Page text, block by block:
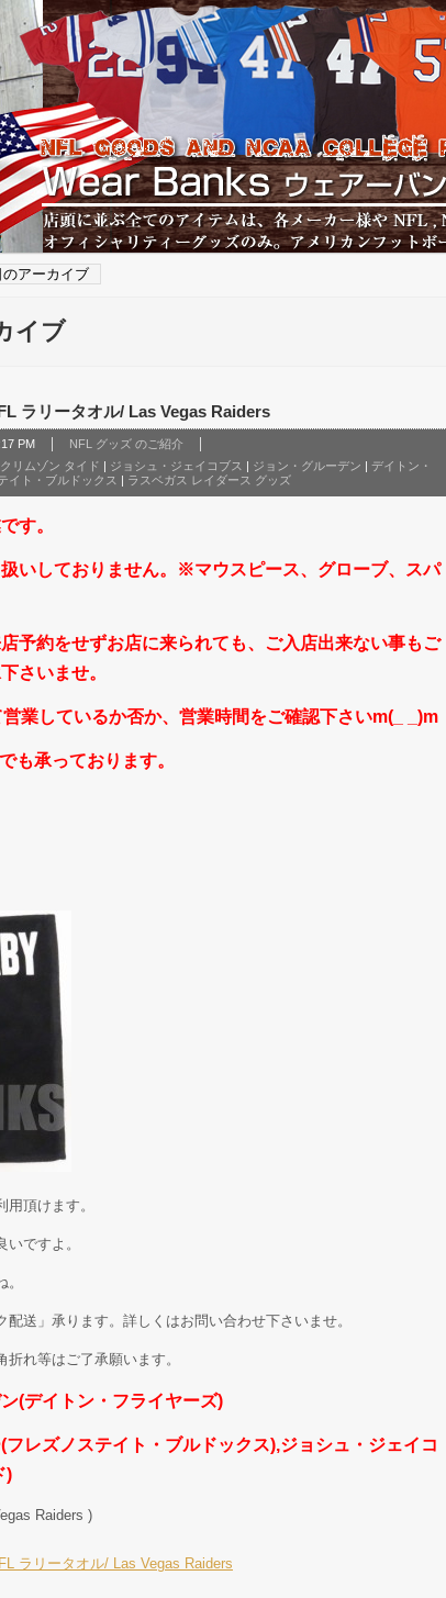
アーカイブ
イブ
ラリータオル/ Las Vegas Raiders
PM
NFL グッズ のご紹介
リムゾン タイド | ジョシュ・ジェイコブス | ジョン・グルーデン | デイトン・
イト・ブルドックス | ラスベガス レイダース グッズ
す。
いしておりません。※マウスピース、グローブ、スパ
予約をせずお店に来られても、ご入店出来ない事もご
さいませ。
業しているか否か、営業時間をご確認下さいm(_ _)m
も承っております。
頂けます。
ですよ。
送」承ります。詳しくはお問い合わせ下さいませ。
れ等はご了承願います。
(デイトン・フライヤーズ)
レズノステイト・ブルドックス),ジョシュ・ジェイコ
)
Raiders )
ラリータオル/ Las Vegas Raiders